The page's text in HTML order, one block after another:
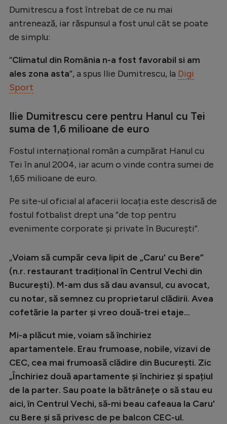
Natație
Auto
Alte sporturi
JO 2026
Intră în cont
Dumitrescu a fost întrebat de ce nu mai
antrenează, iar răspunsul a fost unul cât se poate
de simplu:
”Climatul din România n-a fost favorabil si am
ales zona asta”, a spus Ilie Dumitrescu, la Digi
Sport
Ilie Dumitrescu cere pentru Hanul cu Tei
suma de 1,6 milioane de euro
Fostul internațional român a cumpărat Hanul cu
Tei în anul 2004, iar acum o vinde contra sumei de
1,65 milioane de euro.
Pe site-ul oficial al afacerii locația este descrisă de
fostul fotbalist drept una ”de top pentru
evenimente corporate și private în București”.
„Voiam să cumpăr ceva lipit de „Caru' cu Bere”
(n.r. restaurant tradițional în Centrul Vechi din
București). M-am dus să dau avansul, cu avocat,
cu notar, să semnez cu proprietarul clădirii. Avea
cofetărie la parter și vreo două-trei etaje...
Mi-a plăcut mie, voiam să închiriez
apartamentele. Erau frumoase, nobile, vizavi de
CEC, cea mai frumoasă clădire din București. Zic
„Închiriez două apartamente și închiriez și spațiul
de la parter. Sau poate la bătrânețe o să stau eu
aici, în Centrul Vechi, să-mi beau cafeaua la Caru'
cu Bere și să privesc de pe balcon CEC-ul.